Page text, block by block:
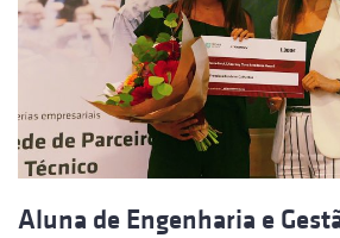
Aluna de Engenharia e